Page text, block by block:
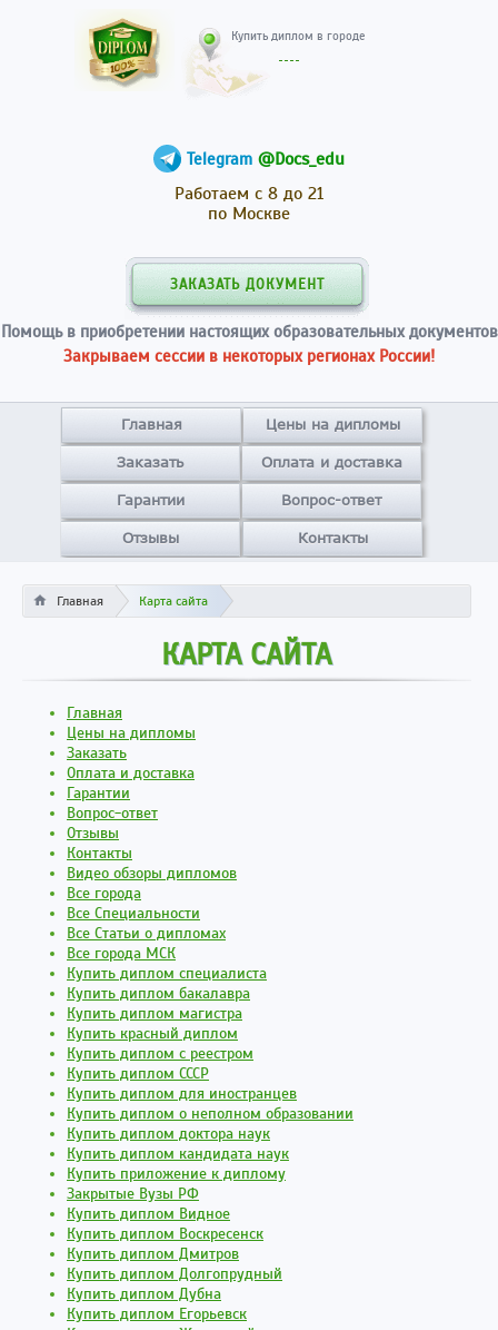
Telegram @Docs_edu
Работаем с 8 до 21
по Москве
ЗАКАЗАТЬ ДОКУМЕНТ
Помощь в приобретении настоящих образовательных документов
Закрываем сессии в некоторых регионах России!
Главная Цены на дипломы
Заказать Оплата и доставка
Гарантии Вопрос-ответ
Отзывы Контакты
Главная Карта сайта
КАРТА САЙТА
Главная
Цены на дипломы
Заказать
Оплата и доставка
Гарантии
Вопрос-ответ
Отзывы
Контакты
Видео обзоры дипломов
Все города
Все Специальности
Все Статьи о дипломах
Все города МСК
Купить диплом специалиста
Купить диплом бакалавра
Купить диплом магистра
Купить красный диплом
Купить диплом с реестром
Купить диплом СССР
Купить диплом для иностранцев
Купить диплом о неполном образовании
Купить диплом доктора наук
Купить диплом кандидата наук
Купить приложение к диплому
Закрытые Вузы РФ
Купить диплом Видное
Купить диплом Воскресенск
Купить диплом Дмитров
Купить диплом Долгопрудный
Купить диплом Дубна
Купить диплом Егорьевск